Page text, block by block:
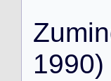
Zumin
1990)